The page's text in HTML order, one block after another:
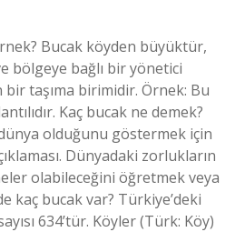
Bucak köyden büyüktür,
bölgeye bağlı bir yönetici
taşıma birimidir. Örnek: Bu
Kaç bucak ne demek?
olduğunu göstermek için
Dünyadaki zorlukların
olabileceğini öğretmek veya
kaç bucak var? Türkiye’deki
634’tür. Köyler (Türk: Köy)